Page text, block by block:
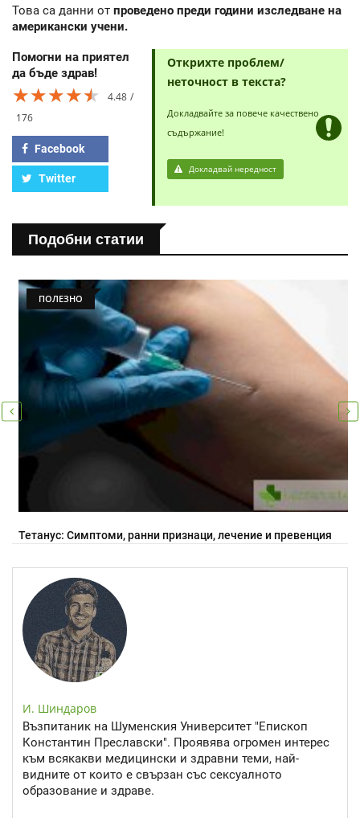
Това са данни от проведено преди години изследване на
американски учени.
Помогни на приятел
да бъде здрав!
★★★★★
★★★★★
★★★★★
4.48
176
Facebook
Twitter
Открихте проблем/
неточност в текста?
Докладвайте за повече качествено
съдържание!
Докладвай нередност
Подобни статии
ПОЛЕЗНО
Тетанус: Симптоми, ранни признаци, лечение и превенция
И. Шиндаров
Възпитаник на Шуменския Университет "Епископ
Константин Преславски". Проявява огромен интерес
към всякакви медицински и здравни теми, най-
видните от които е свързан със сексуалното
образование и здраве.